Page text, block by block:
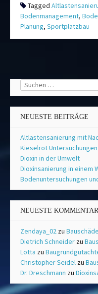
Tagged
Bodenmanagement,
Planung,Sportplatzbau
Suchen
nach:
NEUESTE BEITRÄGE
Altlastensanierung mit
Kieselrot
Dioxin in der Umwelt
Dioxinsanierung in einem
Bodenuntersuchungen
NEUESTE
Zendaya_02 zu
Dietrich Schneider zu
Lotta zu
Christopher Seidel zu
Dr. Dreschmann zu